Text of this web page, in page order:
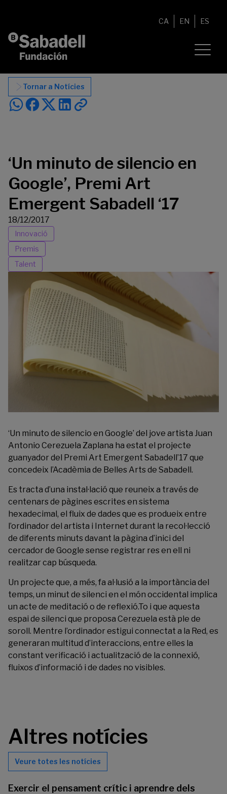
CA EN ES
Tornar a Notícies
‘Un minuto de silencio en
Google’, Premi Art
Emergent Sabadell ‘17
18/12/2017
Innovació
Premis
Talent
‘Un minuto de silencio en Google’ del jove artista Juan
Antonio Cerezuela Zaplana ha estat el projecte
guanyador del Premi Art Emergent Sabadell’17 que
concedeix l’Acadèmia de Belles Arts de Sabadell.
Es tracta d’una instal·lació que reuneix a través de
centenars de pàgines escrites en sistema
hexadecimal, el fluix de dades que es produeix entre
l’ordinador del artista i Internet durant la recol·lecció
de diferents minuts davant la pàgina d’inici del
cercador de Google sense registrar res en ell ni
realitzar cap búsqueda.
Un projecte que, a més, fa al·lusió a la importància del
temps, un minut de silenci en el món occidental implica
un acte de meditació o de reflexió.To i que aquesta
espai de silenci que proposa Cerezuela està ple de
soroll. Mentre l’ordinador estigui connectat a la Red, es
generaran multitud d’interaccions, entre elles la
constant verificació i actualització de la connexió,
fluixos d’informació i de dades no visibles.
Altres notícies
Veure totes les notícies
Exercir el pensament crític i aprendre dels